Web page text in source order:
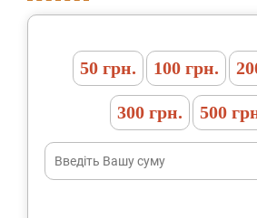
50 грн. 100 грн.
300 грн. 500